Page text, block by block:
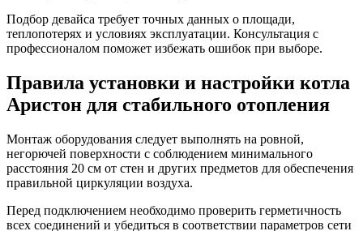
Подбор девайса требует точных данных о площади,
теплопотерях и условиях эксплуатации. Консультация с
профессионалом поможет избежать ошибок при выборе.
Правила установки и настройки котла
Аристон для стабильного отопления
Монтаж оборудования следует выполнять на ровной,
негорючей поверхности с соблюдением минимального
расстояния 20 см от стен и других предметов для обеспечения
правильной циркуляции воздуха.
Перед подключением необходимо проверить герметичность
всех соединений и убедиться в соответствии параметров сети